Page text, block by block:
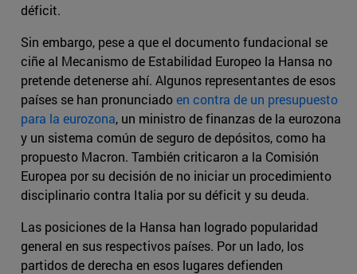
déficit.
Sin embargo, pese a que el documento fundacional se
ciñe al Mecanismo de Estabilidad Europeo la Hansa no
pretende detenerse ahí. Algunos representantes de esos
países se han pronunciadoen contra de un presupuesto
para la eurozona, un ministro de finanzas de la eurozona
y un sistema común de seguro de depósitos, como ha
propuesto Macron. También criticaron a la Comisión
Europea por su decisión de no iniciar un procedimiento
disciplinario contra Italia por su déficit y su deuda.
Las posiciones de la Hansa han logrado popularidad
general en sus respectivos países. Por un lado, los
partidos de derecha en esos lugares defienden